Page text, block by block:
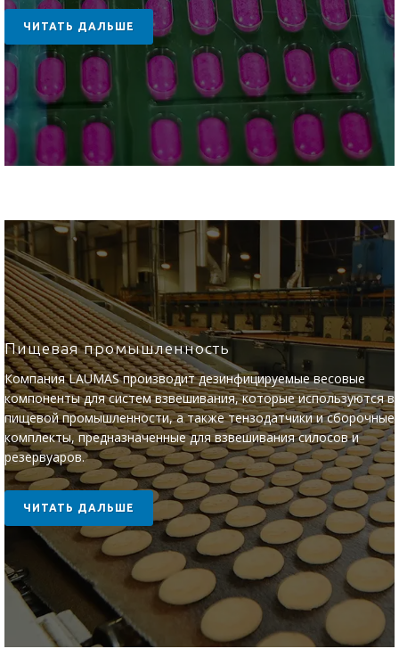
ЧИТАТЬ ДАЛЬШЕ
Пищевая промышленность
Компания LAUMAS производит дезинфицируемые весовые
компоненты для систем взвешивания, которые используются в
пищевой промышленности, а также тензодатчики и сборочные
комплекты, предназначенные для взвешивания силосов и
резервуаров.
ЧИТАТЬ ДАЛЬШЕ